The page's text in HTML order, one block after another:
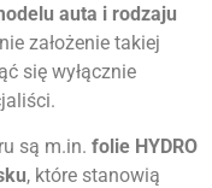
auta i rodzaju
założenie takiej
się wyłącznie
są m.in. folie HYDRO
, które stanowią